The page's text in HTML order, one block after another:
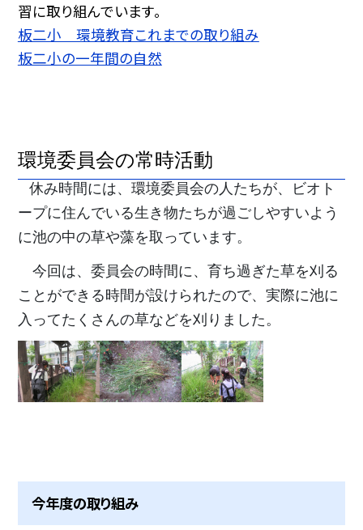
習に取り組んでいます。
板二小 環境教育これまでの取り組み
板二小の一年間の自然
環境委員会の常時活動
休み時間には、環境委員会の人たちが、ビオト
ープに住んでいる生き物たちが過ごしやすいよう
に池の中の草や藻を取っています。
今回は、委員会の時間に、育ち過ぎた草を刈る
ことができる時間が設けられたので、実際に池に
入ってたくさんの草などを刈りました。
今年度の取り組み